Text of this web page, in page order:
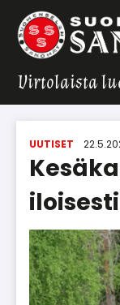
Virtolaista
UUTISET